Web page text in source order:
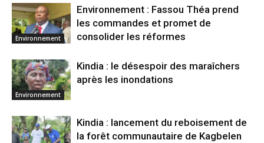
Environnement
Environnement : Fassou Théa prend
les commandes et promet de
consolider les réformes
Environnement
Kindia : le désespoir des maraîchers
après les inondations
Kindia : lancement du reboisement de
la forêt communautaire de Kagbelen